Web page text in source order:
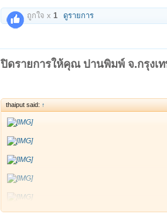
ขวา บนศีรษะรูปเหมือนหลวงพ่อ
ด้านหลังเหรียญ เป็นยันต์ห้า หัวกลั
ภายหลังจัดสร้างแล้วเสร็จ ปรากฏ
เหรียญดังกล่าว เชื่อกันว่ามีพุทธคุ
มหานิยม ชาว อ.วิเชียรบุรี อ.บึงสา
ไปห้อยคอติดตัวแทบทุกคน
ส่วนราคาเช่าบูชาในหมู่นักสะสม
ใครที่มีไว้ในครอบครอง มักจะไม่ย
เหรียญเพ็ชรกลับ หลวงพ่อผอง วัด
ถูกใจ x 1 ดูรายการ
ปิดรายการให้คุณ ปานพิมพ์ จ.กรุงเ
thaiput said: ↑